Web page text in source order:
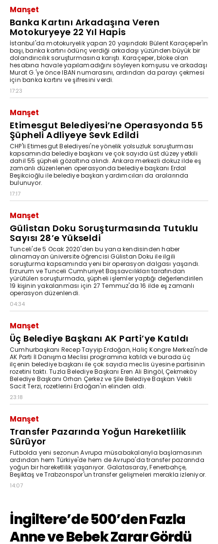
Manşet
Banka Kartını Arkadaşına Veren
Motokuryeye 22 Yıl Hapis
İstanbul'da motokuryelik yapan 20 yaşındaki Bülent Karaçeper'in
başı, banka kartını ödünç verdiği arkadaşı yüzünden büyük bir
dolandırıcılık soruşturmasına karıştı. Karaçeper, bloke olan
hesabına havale yapılamadığını söyleyen komşusu ve arkadaşı
Murat G.'ye önce IBAN numarasını, ardından da parayı çekmesi
için banka kartını ve şifresini verdi.
17:23
Manşet
Etimesgut Belediyesi’ne Operasyonda 55
Şüpheli Adliyeye Sevk Edildi
CHP'li Etimesgut Belediyesi'ne yönelik yolsuzluk soruşturması
kapsamında belediye başkanı ve çok sayıda üst düzey yetkili
dahil 55 şüpheli gözaltına alındı. Ankara merkezli dokuz ilde eş
zamanlı düzenlenen operasyonda belediye başkanı Erdal
Beşikcioğlu ile belediye başkan yardımcıları da aralarında
bulunuyor.
17:17
Manşet
Gülistan Doku Soruşturmasında Tutuklu
Sayısı 28’e Yükseldi
Tunceli'de 5 Ocak 2020'den bu yana kendisinden haber
alınamayan üniversite öğrencisi Gülistan Doku ile ilgili
soruşturma kapsamında yeni bir operasyon dalgası yaşandı.
Erzurum ve Tunceli Cumhuriyet Başsavcılıkları tarafından
yürütülen soruşturmada, şüpheli işlemler yaptığı değerlendirilen
19 kişinin yakalanması için 27 Temmuz'da 16 ilde eş zamanlı
operasyon düzenlendi.
04:34
Manşet
Üç Belediye Başkanı AK Parti’ye Katıldı
Cumhurbaşkanı Recep Tayyip Erdoğan, Haliç Kongre Merkezi'nde
AK Parti İl Danışma Meclisi programına katıldı ve burada üç
ilçenin belediye başkanı ile çok sayıda meclis üyesine partisinin
rozetini taktı. Tuzla Belediye Başkanı Eren Ali Bingöl, Çekmeköy
Belediye Başkanı Orhan Çerkez ve Şile Belediye Başkan Vekili
Sacit Terzi, rozetlerini Erdoğan'ın elinden aldı.
23:18
Manşet
Transfer Pazarında Yoğun Hareketlilik
Sürüyor
Futbolda yeni sezonun Avrupa müsabakalarıyla başlamasının
ardından hem Türkiye'de hem de Avrupa'da transfer pazarında
yoğun bir hareketlilik yaşanıyor. Galatasaray, Fenerbahçe,
Beşiktaş ve Trabzonspor'un transfer gelişmeleri merakla izleniyor.
14:07